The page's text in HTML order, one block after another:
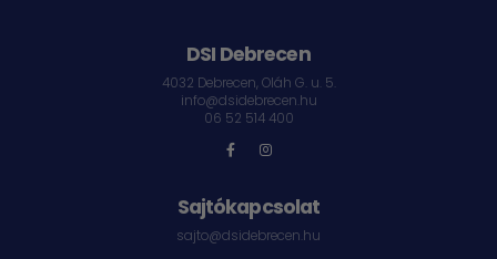
DSI Debrecen
4032 Debrecen, Oláh G. u. 5.
info@dsidebrecen.hu
06 52 514 400
Sajtókapcsolat
sajto@dsidebrecen.hu